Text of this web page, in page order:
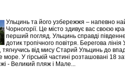
Ульцинь та його узбережжя – напевно
Чорногорії. Це місто здивує вас своєю
перший погляд. Ульцинь справді південне
дотик тропічного повітря. Берегова
тягнучись від мису Старий Ульцинь до
море. У гірській частині розташовані 18
- Великий пляж і Мале...